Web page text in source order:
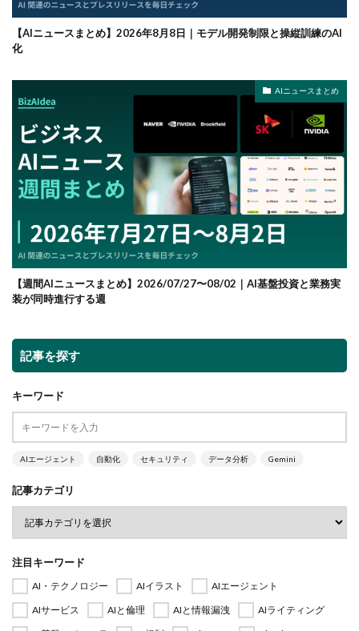
【AIニュースまとめ】2026年8月8日｜モデル開発制限と操縦訓練のAI
化
AIニュースまとめ
【週間AIニュースまとめ】2026/07/27〜08/02｜AI基盤投資と業務実
装が同時進行する週
記事を探す
キーワード
AIエージェント 自動化 セキュリティ データ分析 Gemini
記事カテゴリ
注目キーワード
AI・テクノロジー AIイラスト
AIエージェント
AIサービス
AIと倫理 AIと情報漏洩
AIライティング